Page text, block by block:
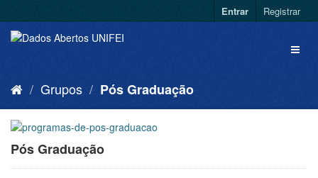
Entrar Registrar
Grupos Pós Graduação
Pós Graduação